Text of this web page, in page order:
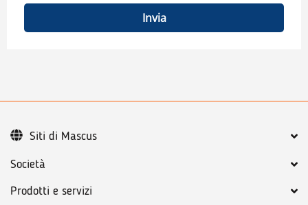
Invia
Società
Prodotti e servizi
Siti di Mascus